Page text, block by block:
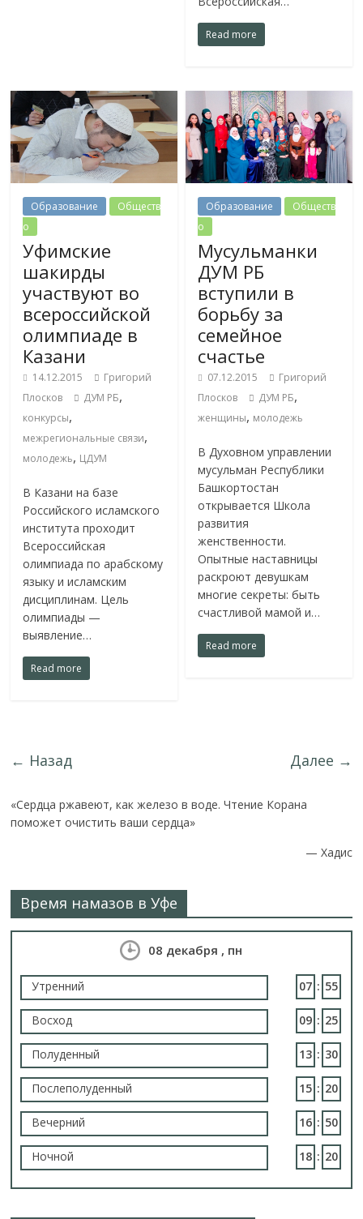
Read more
Образование
Обществ
о
Уфимские
шакирды
участвуют во
всероссийской
олимпиаде в
Казани
14.12.2015
Григорий
Плосков
ДУМ РБ,
конкурсы,
межрегиональные связи,
молодежь, ЦДУМ
В Казани на базе
Российского исламского
института проходит
Всероссийская
олимпиада по арабскому
языку и исламским
дисциплинам. Цель
олимпиады —
выявление…
Read more
Образование
Обществ
о
Мусульманки
ДУМ РБ
вступили в
борьбу за
семейное
счастье
07.12.2015
Григорий
Плосков
ДУМ РБ,
женщины, молодежь
В Духовном управлении
мусульман Республики
Башкортостан
открывается Школа
развития
женственности.
Опытные наставницы
раскроют девушкам
многие секреты: быть
счастливой мамой и…
Read more
← Назад Далее →
«Сердца ржавеют, как железо в воде. Чтение Корана
поможет очистить ваши сердца»
— Хадис
Время намазов в Уфе
08 декабря , пн
Утренний 07 : 55
Восход 09 : 25
Полуденный 13 : 30
Послеполуденный 15 : 20
Вечерний 16 : 50
Ночной 18 : 20